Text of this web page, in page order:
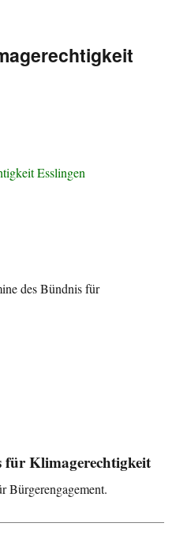
des Bündnis für
für Klimagerechtigkeit
Bürgerengagement.